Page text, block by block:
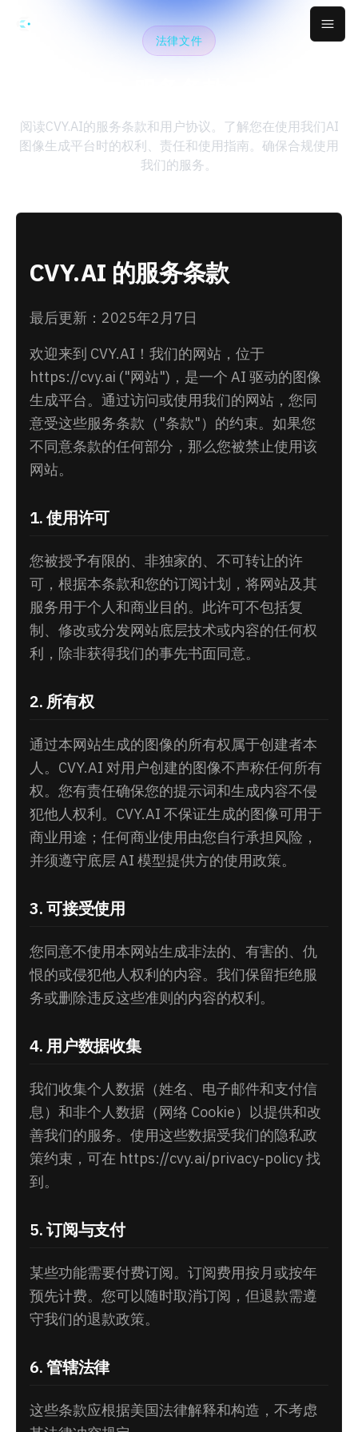
法律文件
阅读CVY.AI的服务条款和用户协议。了解您在使用我们AI
图像生成平台时的权利、责任和使用指南。确保合规使用
我们的服务。
CVY.AI 的服务条款
最后更新：2025年2月7日
欢迎来到 CVY.AI！我们的网站，位于
https://cvy.ai ("网站")，是一个 AI 驱动的图像
生成平台。通过访问或使用我们的网站，您同
意受这些服务条款（"条款"）的约束。如果您
不同意条款的任何部分，那么您被禁止使用该
网站。
1. 使用许可
您被授予有限的、非独家的、不可转让的许
可，根据本条款和您的订阅计划，将网站及其
服务用于个人和商业目的。此许可不包括复
制、修改或分发网站底层技术或内容的任何权
利，除非获得我们的事先书面同意。
2. 所有权
通过本网站生成的图像的所有权属于创建者本
人。CVY.AI 对用户创建的图像不声称任何所有
权。您有责任确保您的提示词和生成内容不侵
犯他人权利。CVY.AI 不保证生成的图像可用于
商业用途；任何商业使用由您自行承担风险，
并须遵守底层 AI 模型提供方的使用政策。
3. 可接受使用
您同意不使用本网站生成非法的、有害的、仇
恨的或侵犯他人权利的内容。我们保留拒绝服
务或删除违反这些准则的内容的权利。
4. 用户数据收集
我们收集个人数据（姓名、电子邮件和支付信
息）和非个人数据（网络 Cookie）以提供和改
善我们的服务。使用这些数据受我们的隐私政
策约束，可在 https://cvy.ai/privacy-policy 找
到。
5. 订阅与支付
某些功能需要付费订阅。订阅费用按月或按年
预先计费。您可以随时取消订阅，但退款需遵
守我们的退款政策。
6. 管辖法律
这些条款应根据美国法律解释和构造，不考虑